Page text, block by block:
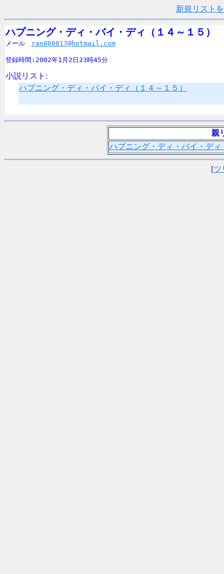
新規リスト
ハプニング・ディ・バイ・ディ（１４～１５）
メール ran000017@hotmail.com
登録時間:2002年1月2日23時45分
小説リスト:
ハプニング・ディ・バイ・ディ（１４～１５）
親
ハプニング・ディ・バイ・デ
[ツ